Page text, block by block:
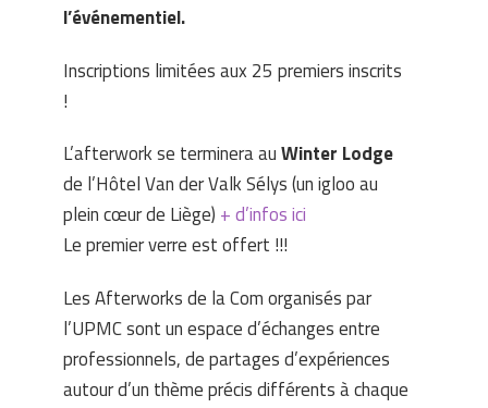
l’événementiel.
Inscriptions limitées aux 25 premiers inscrits
!
L’afterwork se terminera auWinter Lodge
de l’Hôtel Van der Valk Sélys (un igloo au
plein cœur de Liège) + d’infos ici
Le premier verre est offert !!!
Les Afterworks de la Com organisés par
l’UPMC sont un espace d’échanges entre
professionnels, de partages d’expériences
autour d’un thème précis différents à chaque